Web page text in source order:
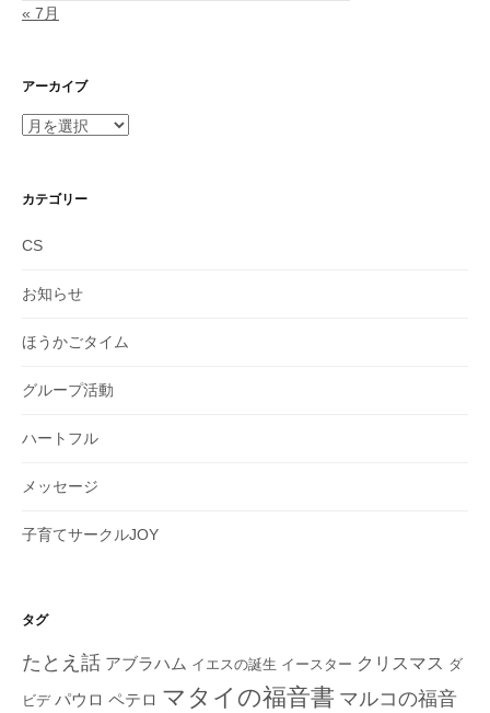
« 7月
アーカイブ
ア
イ
カテゴリー
CS
お知らせ
ほうかごタイム
グループ活動
ハートフル
メッセージ
子育てサークルJOY
タグ
たとえ話 アブラハム イエスの誕生 イースター クリスマス ダ
ビデ パウロ ペテロ マタイの福音書 マルコの福音